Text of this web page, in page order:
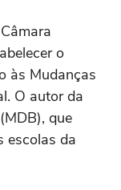
o
às Mudanças
O autor da
que
escolas da